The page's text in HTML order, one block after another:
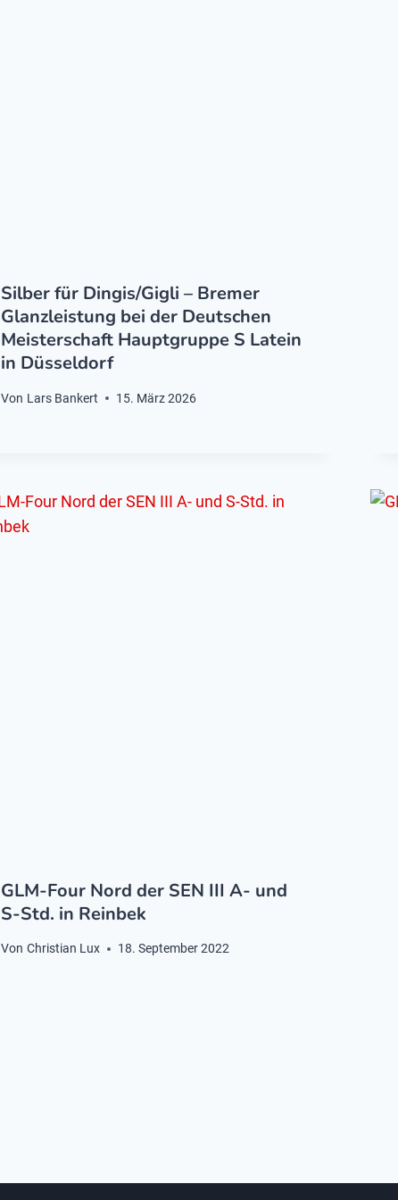
Silber für Dingis/Gigli – Bremer
Glanzleistung bei der Deutschen
Meisterschaft Hauptgruppe S Latein
in Düsseldorf
Von Lars Bankert 15. März 2026
GLM-Four Nord der SEN III A- und
S-Std. in Reinbek
Von Christian Lux 18. September 2022